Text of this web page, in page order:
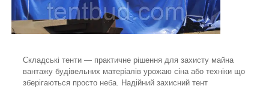
Складські тенти — практичне рішення для захисту майна
вантажу будівельних матеріалів урожаю сіна або техніки що
зберігаються просто неба. Надійний захисний тент